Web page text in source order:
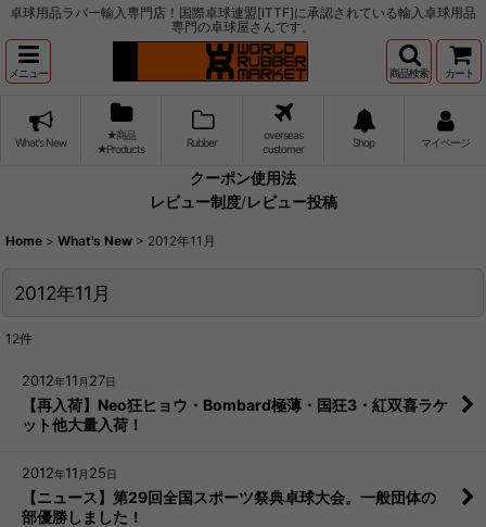
卓球用品ラバー輸入専門店！国際卓球連盟[ITTF]に承認されている輸入卓球用品
専門の卓球屋さんです。
メニュー 商品検索 カート
What's New
★商品
★Products
Rubber
overseas
customer
Shop マイページ
クーポン使用法
レビュー制度/レビュー投稿
Home > What's New > 2012年11月
2012年11月
12件
2012年11 月 27日
【再入荷】Neo狂ヒョウ・Bombard極薄・国狂3・紅双喜ラケ
ット他大量入荷！
2012年11 月 25日
【ニュース】第29回全国スポーツ祭典卓球大会。一般団体の
部優勝しました！